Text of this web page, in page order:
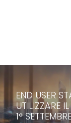
END USER
UTILIZZARE
1°